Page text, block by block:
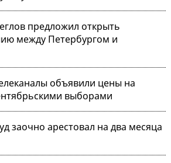
предложил открыть
между Петербургом и
объявили цены на
выборами
заочно арестовал на два месяца